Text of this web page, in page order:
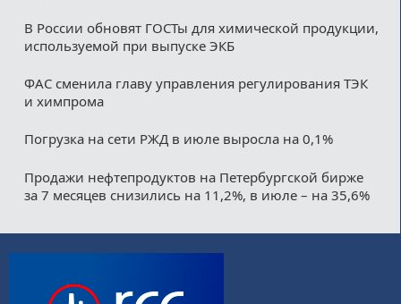
В России обновят ГОСТы для химической продукции,
используемой при выпуске ЭКБ
ФАС сменила главу управления регулирования ТЭК
и химпрома
Погрузка на сети РЖД в июле выросла на 0,1%
Продажи нефтепродуктов на Петербургской бирже
за 7 месяцев снизились на 11,2%, в июле – на 35,6%